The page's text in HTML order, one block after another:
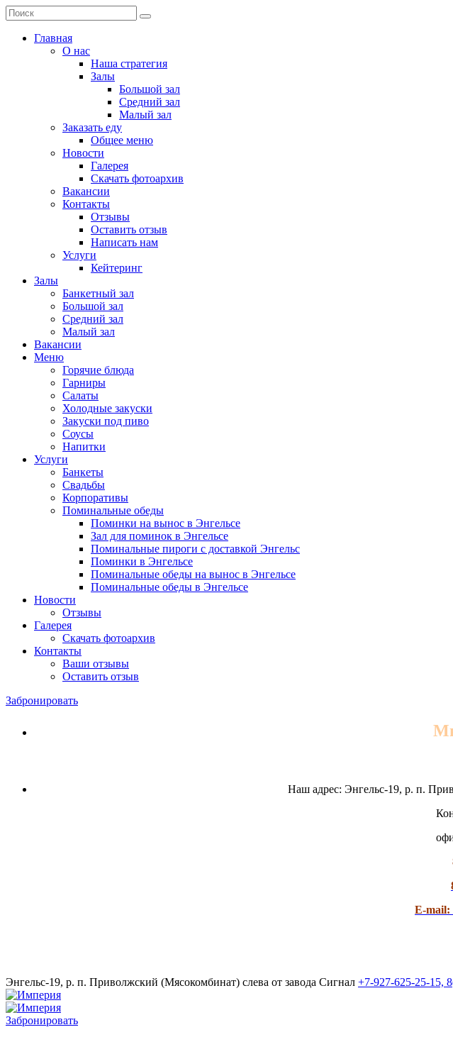
Главная
О нас
Наша стратегия
Залы
Большой зал
Средний зал
Малый зал
Заказать еду
Общее меню
Новости
Галерея
Скачать фотоархив
Вакансии
Контакты
Отзывы
Оставить отзыв
Написать нам
Услуги
Кейтеринг
Залы
Банкетный зал
Большой зал
Средний зал
Малый зал
Вакансии
Меню
Горячие блюда
Гарниры
Салаты
Холодные закуски
Закуски под пиво
Соусы
Напитки
Услуги
Банкеты
Свадьбы
Корпоративы
Поминальные обеды
Поминки на вынос в Энгельсе
Зал для поминок в Энгельсе
Поминальные пироги с доставкой Энгельс
Поминки в Энгельсе
Поминальные обеды на вынос в Энгельсе
Поминальные обеды в Энгельсе
Новости
Отзывы
Галерея
Скачать фотоархив
Контакты
Ваши отзывы
Оставить отзыв
Забронировать
Наш адрес: Энгельс-19, р. п.
E-mail:
Энгельс-19, р. п. Приволжский (Мясокомбинат) слева от завода Сигнал +7-927-625-25-15,
Забронировать